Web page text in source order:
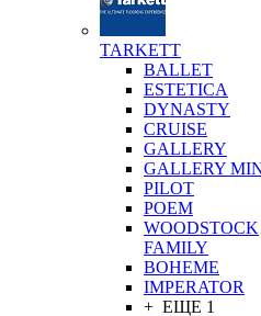
TARKETT
BALLET
ESTETICA
DYNASTY
CRUISE
GALLERY
GALLERY
PILOT
POEM
WOODSTOCK
FAMILY
BOHEME
IMPERATOR
+ ЕЩЕ 1